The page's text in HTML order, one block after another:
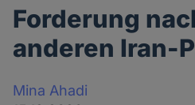
Forderung
anderen Iran-
Mina Ahadi